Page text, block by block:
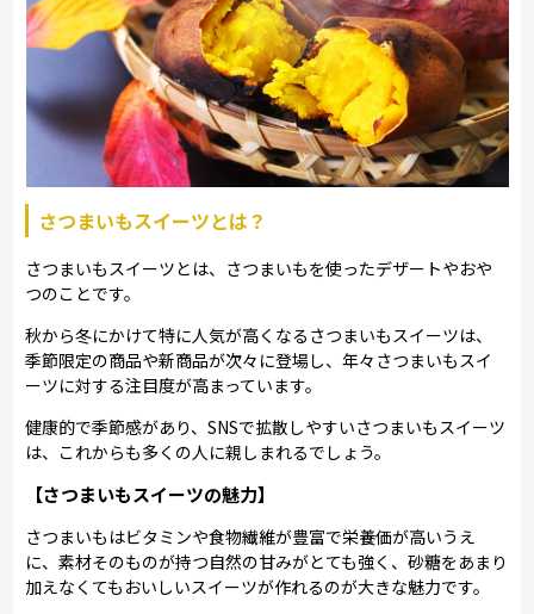
さつまいもスイーツとは？
さつまいもスイーツとは、さつまいもを使ったデザートやおや
つのことです。
秋から冬にかけて特に人気が高くなるさつまいもスイーツは、
季節限定の商品や新商品が次々に登場し、年々さつまいもスイ
ーツに対する注目度が高まっています。
健康的で季節感があり、SNSで拡散しやすいさつまいもスイーツ
は、これからも多くの人に親しまれるでしょう。
【さつまいもスイーツの魅力】
さつまいもはビタミンや食物繊維が豊富で栄養価が高いうえ
に、素材そのものが持つ自然の甘みがとても強く、砂糖をあまり
加えなくてもおいしいスイーツが作れるのが大きな魅力です。